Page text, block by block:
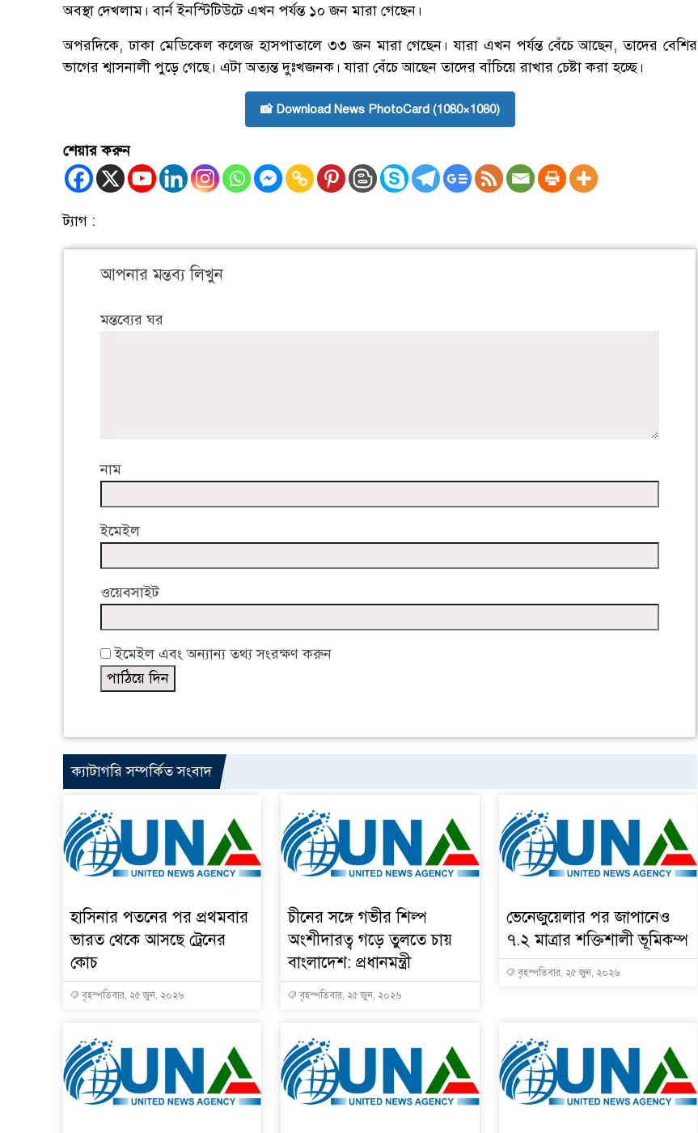
অবস্থা দেখলাম। বার্ন ইনস্টিটিউটে এখন পর্যন্ত ১০ জন মারা গেছেন।
অপরদিকে, ঢাকা মেডিকেল কলেজ হাসপাতালে ৩৩ জন মারা গেছেন। যারা এখন পর্যন্ত বেঁচে আছেন, তাদের বেশির
ভাগের শ্বাসনালী পুড়ে গেছে। এটা অত্যন্ত দুঃখজনক। যারা বেঁচে আছেন তাদের বাঁচিয়ে রাখার চেষ্টা করা হচ্ছে।
📸 Download News PhotoCard (1080×1080)
শেয়ার করুন
ট্যাগ :
আপনার মন্তব্য লিখুন
মন্তব্যের ঘর
নাম
ইমেইল
ওয়েবসাইট
ইমেইল এবং অন্যান্য তথ্য সংরক্ষণ করুন
ক্যাটাগরি সম্পর্কিত সংবাদ
হাসিনার পতনের পর প্রথমবার
ভারত থেকে আসছে ট্রেনের
কোচ
বৃহস্পতিবার, ২৫ জুন, ২০২৬
চীনের সঙ্গে গভীর শিল্প
অংশীদারত্ব গড়ে তুলতে চায়
বাংলাদেশ: প্রধানমন্ত্রী
বৃহস্পতিবার, ২৫ জুন, ২০২৬
ভেনেজুয়েলার পর জাপানেও
৭.২ মাত্রার শক্তিশালী ভূমিকম্প
বৃহস্পতিবার, ২৫ জুন, ২০২৬